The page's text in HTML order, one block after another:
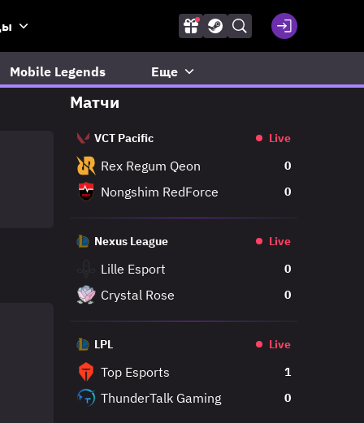
Mobile Legends Еще
Матчи
VCT Pacific Live
Rex Regum Qeon 0
Nongshim RedForce 0
Nexus League Live
Lille Esport 0
Crystal Rose 0
LPL Live
Top Esports 1
ThunderTalk Gaming 0